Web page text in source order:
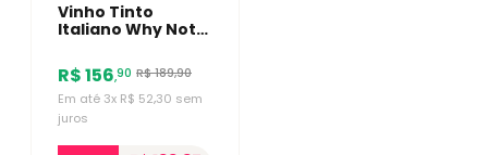
Vinho Tinto
Italiano Why Not
Syrah Riserva DOC
750ml
R$156,90 R$189,90
Em até 3x R$ 52,30 sem
juros